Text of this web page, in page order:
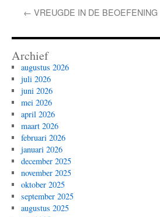
← VREUGDE IN DE BEOEFENING
Archief
augustus 2026
juli 2026
juni 2026
mei 2026
april 2026
maart 2026
februari 2026
januari 2026
december 2025
november 2025
oktober 2025
september 2025
augustus 2025